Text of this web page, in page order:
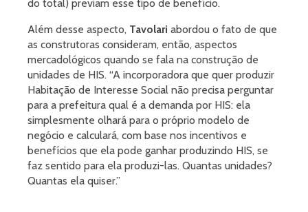
do total) previam esse tipo de benefício.
Além desse aspecto, Tavolari abordou o fato de que
as construtoras consideram, então, aspectos
mercadológicos quando se fala na construção de
unidades de HIS. “A incorporadora que quer produzir
Habitação de Interesse Social não precisa perguntar
para a prefeitura qual é a demanda por HIS: ela
simplesmente olhará para o próprio modelo de
negócio e calculará, com base nos incentivos e
benefícios que ela pode ganhar produzindo HIS, se
faz sentido para ela produzi-las. Quantas unidades?
Quantas ela quiser.”